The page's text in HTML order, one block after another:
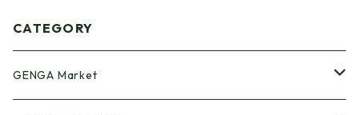
CATEGORY
GENGA Market